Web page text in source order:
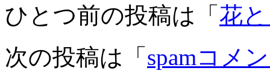
ひとつ前の投稿は「 花
次の投稿は「 spamコメ